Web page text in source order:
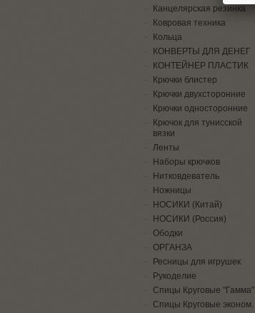
Канцелярская резинка
Ковровая техника
Кольца
КОНВЕРТЫ ДЛЯ ДЕНЕГ
КОНТЕЙНЕР ПЛАСТИК
Крючки блистер
Крючки двухсторонние
Крючки односторонние
Крючок для тунисской
вязки
Ленты
Наборы крючков
Нитковдеватель
Ножницы
НОСИКИ (Китай)
НОСИКИ (Россия)
Ободки
ОРГАНЗА
Ресницы для игрушек
Рукоделие
Спицы Круговые "Гамма"
Спицы Круговые эконом.